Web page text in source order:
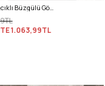
Çift Bağcıklı Büzgülü Gömlek Y0099 - AÇIK HAKİ
1.063,99TL